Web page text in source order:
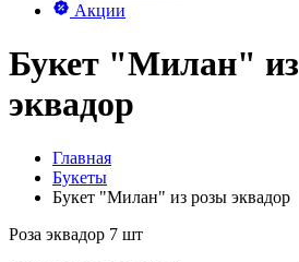
Акции
Букет "Милан"
эквадор
Главная
Букеты
Букет "Милан" из розы эквадор
Роза эквадор 7 шт